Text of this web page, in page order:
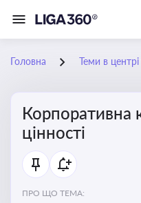
Головна Теми в центрі
Корпоративна
цінності
ПРО ЩО ТЕМА: